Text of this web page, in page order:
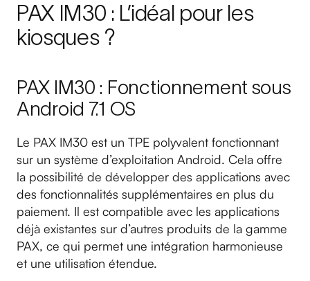
PAX IM30 : L’idéal pour les
kiosques ?
PAX IM30 : Fonctionnement sous
Android 7.1 OS
Le PAX IM30 est un TPE polyvalent fonctionnant
sur un système d’exploitation Android. Cela offre
la possibilité de développer des applications avec
des fonctionnalités supplémentaires en plus du
paiement. Il est compatible avec les applications
déjà existantes sur d’autres produits de la gamme
PAX, ce qui permet une intégration harmonieuse
et une utilisation étendue.